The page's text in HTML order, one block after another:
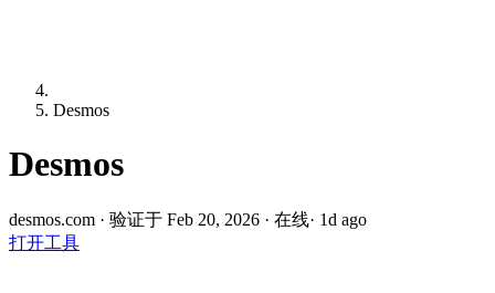
Desmos
Desmos
desmos.com · 验证于 Feb 20, 2026 · 在线· 1d ago
打开工具